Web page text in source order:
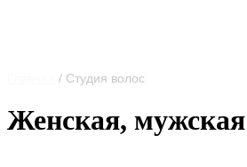
/ Студия волос
Женская, мужская